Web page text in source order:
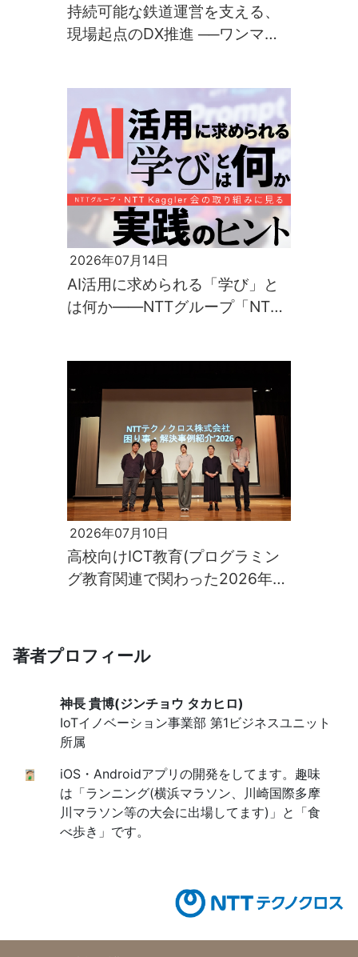
持続可能な鉄道運営を支える、
現場起点のDX推進 ──ワンマン
2026年07月14日
AI活用に求められる「学び」と
は何か――NTTグループ「NTT
2026年07月10日
高校向けICT教育(プログラミン
グ教育関連で関わった2026年学
著者プロフィール
神長 貴博(ジンチョウ タカヒロ)
IoTイノベーション事業部 第1ビジネスユニット
所属
iOS・Androidアプリの開発をしてます。 趣味
は「ランニング(横浜マラソン、
川崎国際多摩
川マラソン等の大会に出場してます) 」と「食
べ歩き」です。